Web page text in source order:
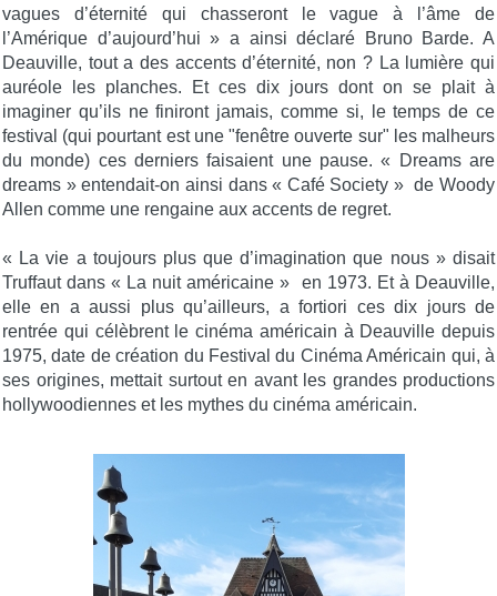
vagues d’éternité qui chasseront le vague à l’âme de
l’Amérique d’aujourd’hui » a ainsi déclaré Bruno Barde. A
Deauville, tout a des accents d’éternité, non ? La lumière qui
auréole les planches. Et ces dix jours dont on se plait à
imaginer qu’ils ne finiront jamais, comme si, le temps de ce
festival (qui pourtant est une "fenêtre ouverte sur" les malheurs
du monde) ces derniers faisaient une pause. « Dreams are
dreams » entendait-on ainsi dans « Café Society » de Woody
Allen comme une rengaine aux accents de regret.
« La vie a toujours plus que d’imagination que nous » disait
Truffaut dans « La nuit américaine » en 1973. Et à Deauville,
elle en a aussi plus qu’ailleurs, a fortiori ces dix jours de
rentrée qui célèbrent le cinéma américain à Deauville depuis
1975, date de création du Festival du Cinéma Américain qui, à
ses origines, mettait surtout en avant les grandes productions
hollywoodiennes et les mythes du cinéma américain.